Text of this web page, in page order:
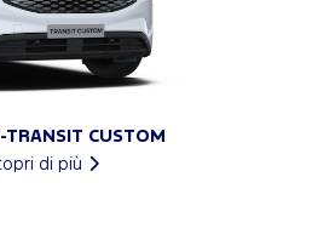
TRANSIT CUSTOM
di più